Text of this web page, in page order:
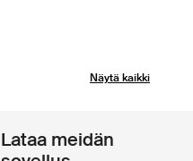
Näytä kaikki
Lataa meidän